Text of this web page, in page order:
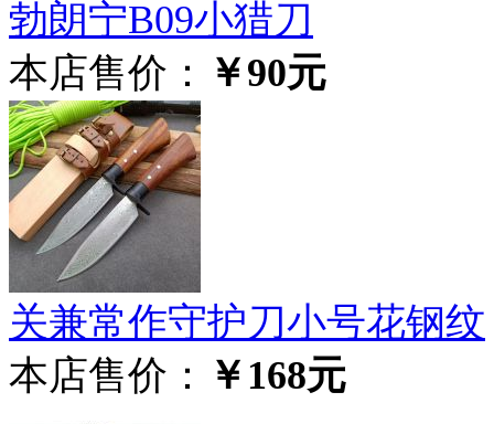
勃朗宁B09小猎刀
本店售价： ￥90元
关兼常作守护刀小号花钢纹
本店售价： ￥168元